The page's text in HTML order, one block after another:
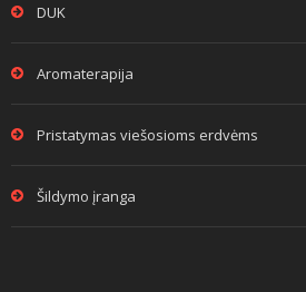
DUK
Aromaterapija
Pristatymas viešosioms erdvėms
Šildymo įranga